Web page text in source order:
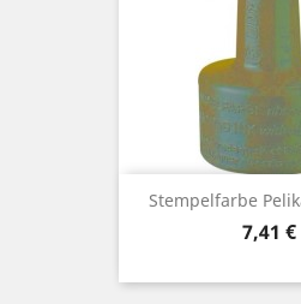
Stempelfarbe
Preis
7,41 €